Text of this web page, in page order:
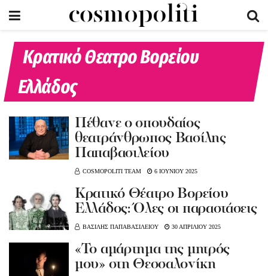
Κρατικό Θεατρο Βορείου
Ελλάδος
Πέθανε ο σπουδαίος
θεατράνθρωπος Βασίλης
Παπαβασιλείου
COSMOPOLITI TEAM 6 ΙΟΥΝΙΟΥ 2025
Kρατικό Θέατρο Βορείου
Ελλάδος: Όλες οι παραστάσεις
ΒΑΣΙΛΗΣ ΠΑΠΑΒΑΣΙΛΕΙΟΥ 30 ΑΠΡΙΛΙΟΥ 2025
«Το αμάρτημα της μητρός
μου» στη Θεσσαλονίκη